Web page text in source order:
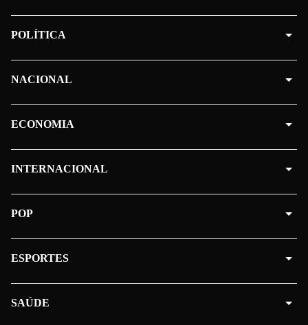
POLÍTICA
NACIONAL
ECONOMIA
INTERNACIONAL
POP
ESPORTES
SAÚDE